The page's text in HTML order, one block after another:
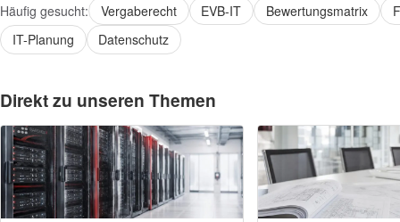
Häufig gesucht: Vergaberecht EVB-IT Bewertungsmatrix
IT-Planung
Datenschutz
Direkt zu unseren Themen